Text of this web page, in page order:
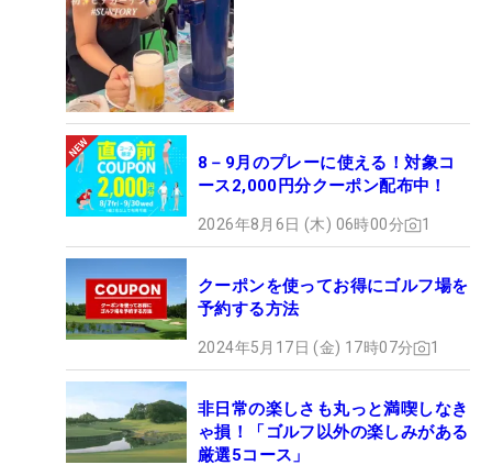
8－9月のプレーに使える！対象コ
ース2,000円分クーポン配布中！
2026年8月6日 (木) 06時00分 1
クーポンを使ってお得にゴルフ場を
予約する方法
2024年5月17日 (金) 17時07分 1
非日常の楽しさも丸っと満喫しなき
ゃ損！「ゴルフ以外の楽しみがある
厳選5コース」